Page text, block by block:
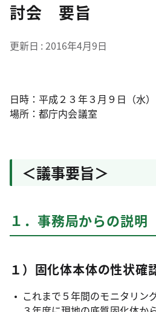
討会 要旨
更新日 2016年4月9日
日時：平成２３年３月９日（水
場所：都庁内会議室
＜議事要旨＞
１．事務局からの説明
１）固化体本体の性状確
これまで５年間のモニタリン